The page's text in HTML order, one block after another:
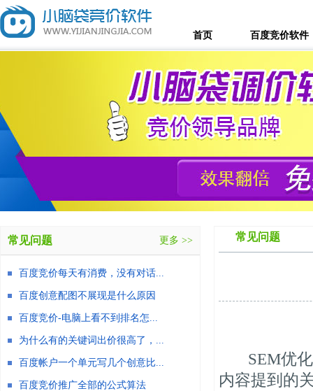
首页 百度竞价软件
常见问题
SEM优化
内容提到的
常见问题 更多 >>
百度竞价每天有消费，没有对话...
百度创意配图不展现是什么原因
百度竞价-电脑上看不到排名怎...
为什么有的关键词出价很高了，...
百度帐户一个单元写几个创意比...
百度竞价推广全部的公式算法